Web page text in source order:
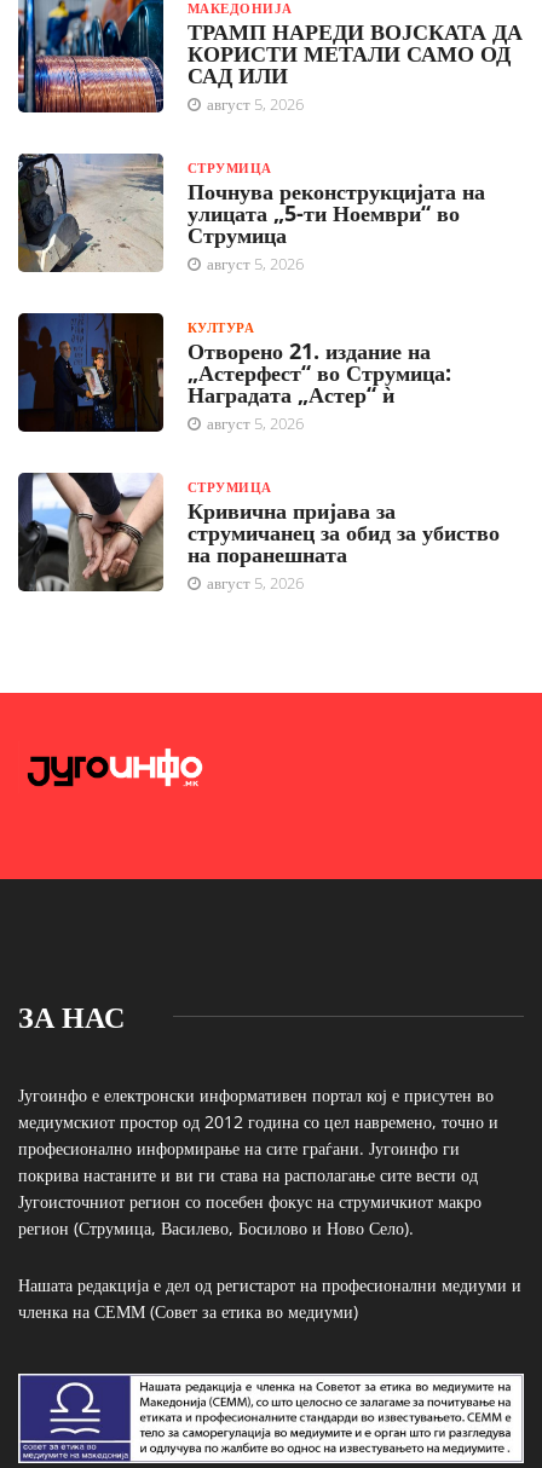
МАКЕДОНИЈА
ТРАМП НАРЕДИ ВОЈСКАТА ДА
КОРИСТИ МЕТАЛИ САМО ОД
САД ИЛИ
август 5, 2026
СТРУМИЦА
Почнува реконструкцијата на
улицата „5-ти Ноември“ во
Струмица
август 5, 2026
КУЛТУРА
Отворено 21. издание на
„Астерфест“ во Струмица:
Наградата „Астер“ ѝ
август 5, 2026
СТРУМИЦА
Кривична пријава за
струмичанец за обид за убиство
на поранешната
август 5, 2026
ЗА НАС
Југоинфо е електронски информативен портал кој е присутен во
медиумскиот простор од 2012 година со цел навремено, точно и
професионално информирање на сите граѓани. Југоинфо ги
покрива настаните и ви ги става на располагање сите вести од
Југоисточниот регион со посебен фокус на струмичкиот макро
регион (Струмица, Василево, Босилово и Ново Село).
Нашата редакција е дел од регистарот на професионални медиуми и
членка на СЕММ (Совет за етика во медиуми)